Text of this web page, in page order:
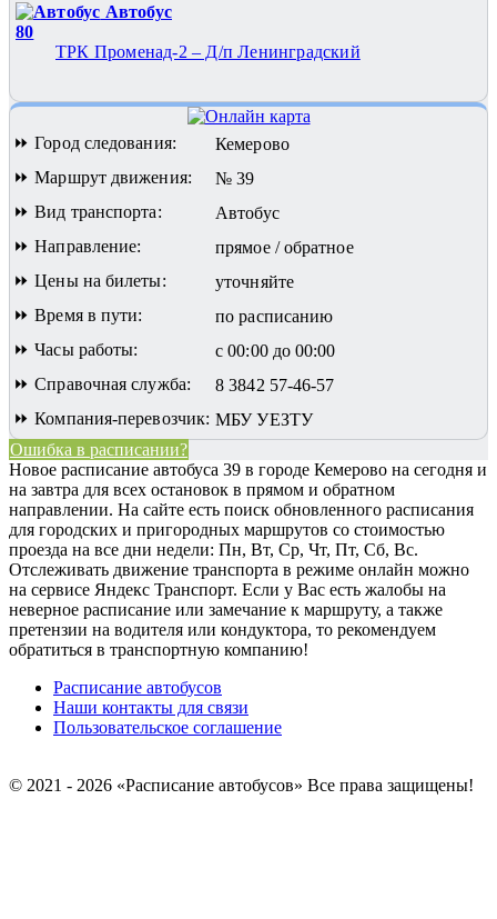
Автобус
80
ТРК Променад-2 – Д/п Ленинградский
⏩ Город следования:
Кемерово
⏩ Маршрут движения:
№ 39
⏩ Вид транспорта:
Автобус
⏩ Направление:
прямое / обратное
⏩ Цены на билеты:
уточняйте
⏩ Время в пути:
по расписанию
⏩ Часы работы:
с 00:00 до 00:00
⏩ Справочная служба:
8 3842 57-46-57
⏩ Компания-перевозчик: МБУ УЕЗТУ
Ошибка в расписании?
Новое расписание автобуса 39 в городе Кемерово на сегодня и
на завтра для всех остановок в прямом и обратном
направлении. На сайте есть поиск обновленного расписания
для городских и пригородных маршрутов со стоимостью
проезда на все дни недели: Пн, Вт, Ср, Чт, Пт, Сб, Вс.
Отслеживать движение транспорта в режиме онлайн можно
на сервисе Яндекс Транспорт. Если у Вас есть жалобы на
неверное расписание или замечание к маршруту, а также
претензии на водителя или кондуктора, то рекомендуем
обратиться в транспортную компанию!
Расписание автобусов
Наши контакты для связи
Пользовательское соглашение
© 2021 - 2026 «Расписание автобусов» Все права защищены!